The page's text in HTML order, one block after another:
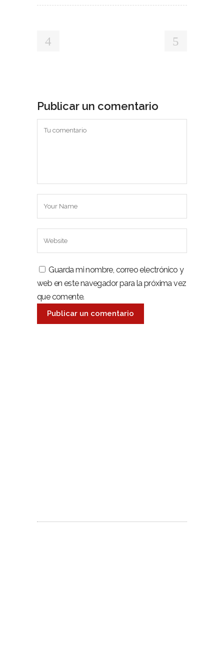
Publicar un comentario
Guarda mi nombre, correo electrónico y
web en este navegador para la próxima vez
que comente.